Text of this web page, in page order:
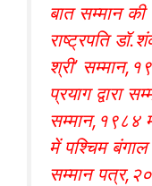
बात सम्मान
राष्ट्रपति
श्री’
प्रयाग द्वारा
सम्मान,१९८४
में पश्चिम
सम्मान